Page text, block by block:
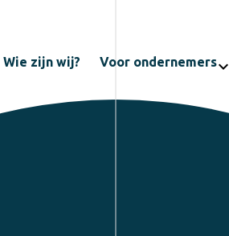
Wie zijn wij? Voor ondernemerschevron_right